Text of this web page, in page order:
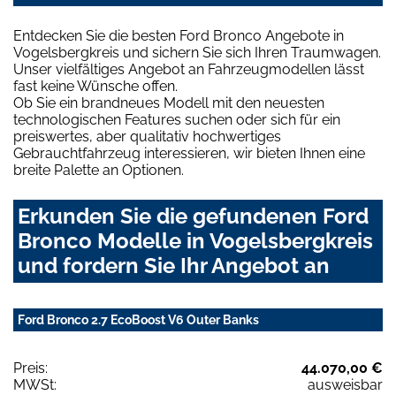
Entdecken Sie die besten Ford Bronco Angebote in
Vogelsbergkreis und sichern Sie sich Ihren Traumwagen.
Unser vielfältiges Angebot an Fahrzeugmodellen lässt
fast keine Wünsche offen.
Ob Sie ein brandneues Modell mit den neuesten
technologischen Features suchen oder sich für ein
preiswertes, aber qualitativ hochwertiges
Gebrauchtfahrzeug interessieren, wir bieten Ihnen eine
breite Palette an Optionen.
Erkunden Sie die gefundenen Ford
Bronco Modelle in Vogelsbergkreis
und fordern Sie Ihr Angebot an
Ford Bronco 2.7 EcoBoost V6 Outer Banks
Preis:
44.070,00 €
MWSt:
ausweisbar